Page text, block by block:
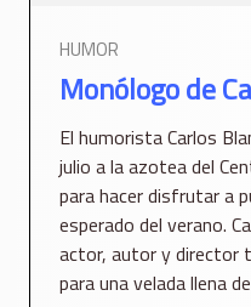
HUMOR
Monólogo de
El humorista Carlos
julio a la azotea del
para hacer disfrutar a
esperado del verano.
actor, autor y director
para una velada llena